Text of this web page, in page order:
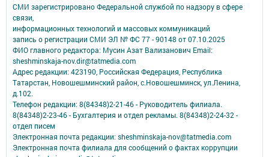
СМИ зарегистрировано Федеральной службой по надзору в сфере
связи,
информационных технологий и массовых коммуникаций
запись о регистрации СМИ ЭЛ № ФС 77 - 90148 от 07.10.2025
ФИО главного редактора: Мусин Азат Вализанович Email:
sheshminskaja-nov.dir@tatmedia.com
Адрес редакции: 423190, Российская Федерация, Республика
Татарстан, Новошешминский район, с.Новошешминск, ул.Ленина,
д.102.
Телефон редакции: 8(84348)2-21-46 - Руководитель филиала.
8(84348)2-23-46 - Бухгалтерия и отдел рекламы. 8(84348)2-24-32 -
отдел писем
Электронная почта редакции: sheshminskaja-nov@tatmedia.com
Электронная почта филиала для сообщений о фактах коррупции